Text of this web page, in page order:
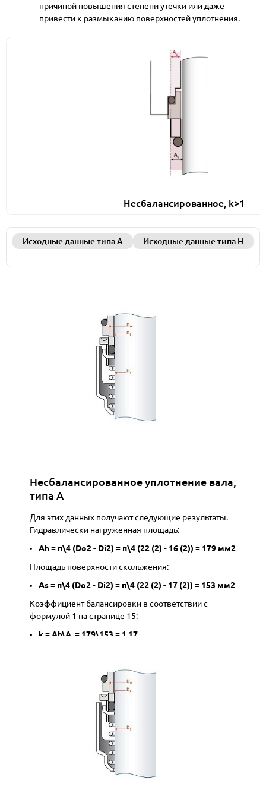
причиной повышения степени утечки или даже
привести к размыканию поверхностей уплотнения.
Несбалансированное, k>1
Исходные данные типа A Исходные данные типа H
Несбалансированное уплотнение вала,
типа A
Для этих данных получают следующие результаты.
Гидравлически нагруженная площадь:
Ah = п\4 (Do2 - Di2) = п\4 (22 (2) - 16 (2)) = 179 мм2
Площадь поверхности скольжения:
As = п\4 (Do2 - Di2) = п\4 (22 (2) - 17 (2)) = 153 мм2
Коэффициент балансировки в соответствии с
формулой 1 на странице 15:
k = Ah\A. = 179\153 = 1.17
Fc = Ah x P + Fs = 179 мм2 x 1 МПа + 45 H = 224 H